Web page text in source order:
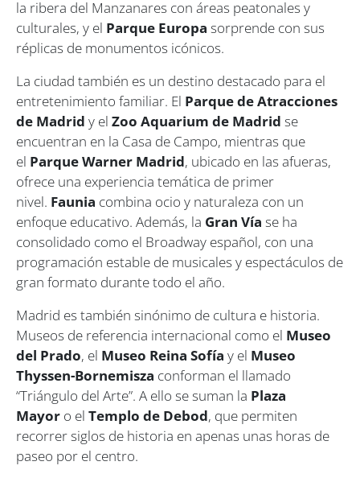
la ribera del Manzanares con áreas peatonales y
culturales, y el Parque Europa sorprende con sus
réplicas de monumentos icónicos.
La ciudad también es un destino destacado para el
entretenimiento familiar. El Parque de Atracciones
de Madrid y el Zoo Aquarium de Madrid se
encuentran en la Casa de Campo, mientras que
el Parque Warner Madrid, ubicado en las afueras,
ofrece una experiencia temática de primer
nivel. Faunia combina ocio y naturaleza con un
enfoque educativo. Además, la Gran Vía se ha
consolidado como el Broadway español, con una
programación estable de musicales y espectáculos de
gran formato durante todo el año.
Madrid es también sinónimo de cultura e historia.
Museos de referencia internacional como el Museo
del Prado, el Museo Reina Sofía y el Museo
Thyssen-Bornemisza conforman el llamado
“Triángulo del Arte”. A ello se suman la Plaza
Mayor o el Templo de Debod, que permiten
recorrer siglos de historia en apenas unas horas de
paseo por el centro.